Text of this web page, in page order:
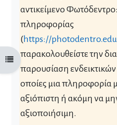
Άνοιγμα ευρετηρίου μαθήματος
αντικείμενο
πληροφορίας
(https://
παρακολουθείστε την
παρουσίαση
οποίες μια πληροφορία
αξιόπιστη ή ακόμη να
αξιοποιήσιμη.